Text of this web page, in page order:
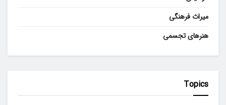
میراث فرهنگی
هنرهای تجسمی
Topics